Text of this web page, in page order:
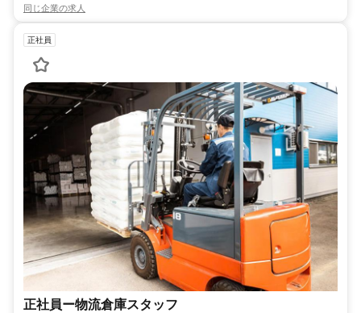
同じ企業の求人
正社員
正社員ー物流倉庫スタッフ